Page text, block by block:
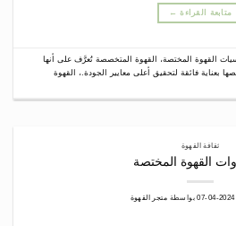
متابعة القراءة ←
القهوة المختصة، القهوة المتخصصة تُعرَّف على أنها
بعناية فائقة لتحقيق أعلى معايير الجودة.، القهوة
ثقافة القهوة
القهوة المختصة
2024-04-07 بواسطة متجر القهوة